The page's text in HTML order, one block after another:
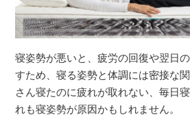
寝姿勢が悪いと、疲労の回復や翌日
すため、寝る姿勢と体調には密接な
さん寝たのに疲れが取れない、毎日
れも寝姿勢が原因かもしれません。